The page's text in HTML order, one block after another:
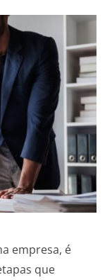
empresa, é
que